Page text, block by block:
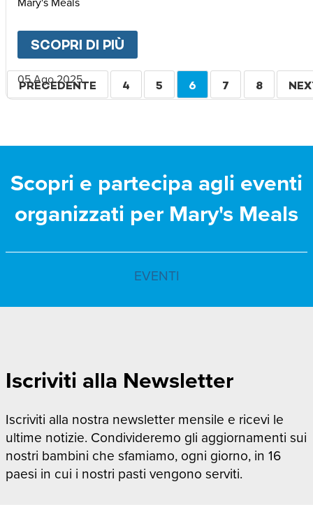
SCOPRI DI PIÙ
05 Ago 2025
Paginazione
PAGINA
PRECEDENTE PAGINA
4 PAGINA
5
PAGINA
6 PAGINA
7 PAGINA
8
Scopri e partecipa agli eventi
organizzati per Mary's Meals
EVENTI
Iscriviti alla Newsletter
Iscriviti alla nostra newsletter mensile e ricevi le
ultime notizie. Condivideremo gli aggiornamenti sui
nostri bambini che sfamiamo, ogni giorno, in 16
paesi in cui i nostri pasti vengono serviti.